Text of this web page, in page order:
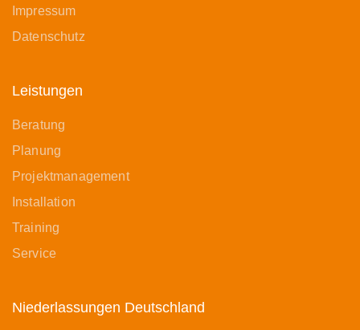
Impressum
Datenschutz
Leistungen
Beratung
Planung
Projektmanagement
Installation
Training
Service
Niederlassungen Deutschland